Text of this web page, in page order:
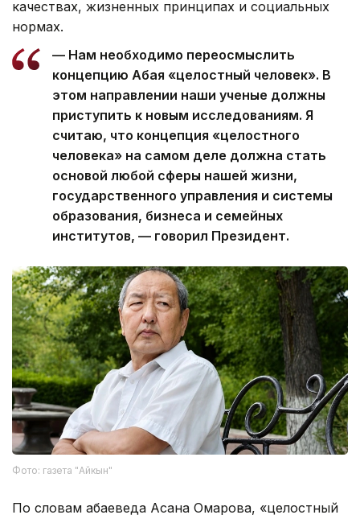
качествах, жизненных принципах и социальных
нормах.
— Нам необходимо переосмыслить
концепцию Абая «целостный человек». В
этом направлении наши ученые должны
приступить к новым исследованиям. Я
считаю, что концепция «целостного
человека» на самом деле должна стать
основой любой сферы нашей жизни,
государственного управления и системы
образования, бизнеса и семейных
институтов, — говорил Президент.
Фото: газета "Айкын"
По словам абаеведа Асана Омарова, «целостный